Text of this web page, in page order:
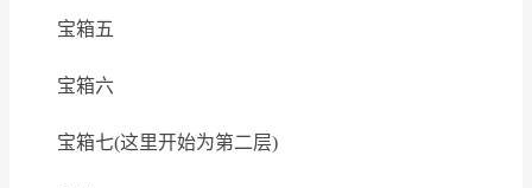
宝箱五
宝箱六
宝箱七(这里开始为第二层)